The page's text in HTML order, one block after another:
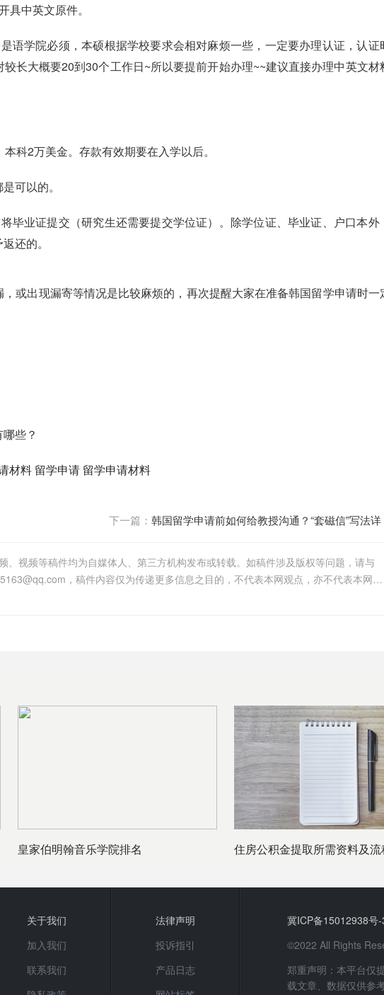
具中英文原件。
语学院必须，本硕根据学校要求会相对麻烦一些，一定要办理认证，认证
长大概要20到30个工作日~所以要提前开始办理~~建议直接办理中英文材
科2万美金。存款有效期要在入学以后。
可以的。
毕业证提交（研究生还需要提交学位证）。除学位证、毕业证、户口本外
还的。
或出现漏寄等情况是比较麻烦的，再次提醒大家在准备韩国留学申请时一
些？
材料 留学申请 留学申请材料
下一篇： 韩国留学申请前如何给教授沟通？“套磁信”写法详
、视频等稿件均为自媒体人、第三方机构发布或转载。如稿件涉及版权等问题，请与
我们联系删除或处理，客服邮箱756005163@qq.com，稿件内容仅为传递更多信息之目的，不代表本网观点，亦不代表本网站赞同
皇家伯明翰音乐学院排名 住房公积金提取所需资料及流
关于我们
加入我们
联系我们
法律声明
投诉指引
产品日志
冀ICP备15012938号-
©2022 All Rights
郑重声明：本平台仅
载文章、数据仅供参